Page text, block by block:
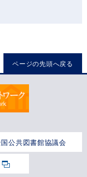
ページの先頭へ戻る
公共図書館協議会